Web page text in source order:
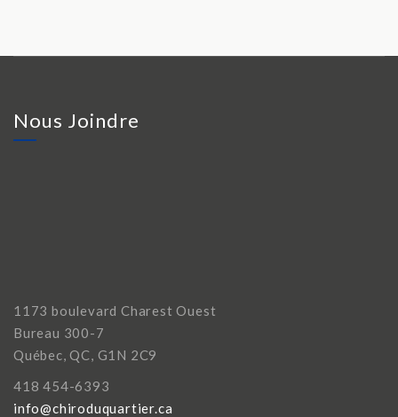
Nous Joindre
1173 boulevard Charest Ouest
Bureau 300-7
Québec, QC, G1N 2C9
418 454-6393
info@chiroduquartier.ca